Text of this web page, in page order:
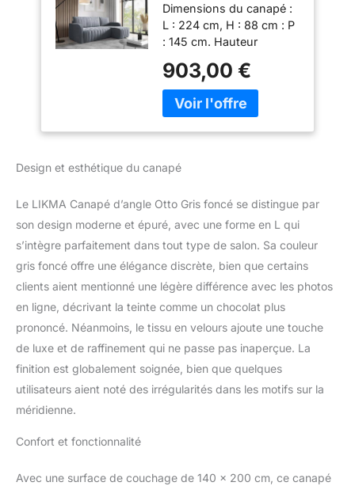
– Marron Clair –
Canapé Moderne
en Velours avec
Fonction Lit –
Convertible avec
Coffre de
Rangement –
Canapé d'angle
Stockage
Dimensions du canapé :
L : 224 cm, H : 88 cm : P
: 145 cm. Hauteur
de couchage : 140 x 200
cm. Nous livrons le
produit directement à
du côté pour le montage
coffre à literie, montage
de notre canapé d'angle
avec coffre à literie -
instructions et
composants nécessaires
toujours inclus Le salon
a été fabriqué en mousse
T30 de haute qualité et
en tissu Velvet
Jasmine/Trinity très
robuste et résistant à
éléments de bois, ce qui
903,00 €
Design et esthétique du canapé
Le LIKMA Canapé d’angle Otto Gris foncé se distingue par
son design moderne et épuré, avec une forme en L qui
s’intègre parfaitement dans tout type de salon. Sa couleur
gris foncé offre une élégance discrète, bien que certains
clients aient mentionné une légère différence avec les photos
en ligne, décrivant la teinte comme un chocolat plus
prononcé. Néanmoins, le tissu en velours ajoute une touche
de luxe et de raffinement qui ne passe pas inaperçue. La
finition est globalement soignée, bien que quelques
utilisateurs aient noté des irrégularités dans les motifs sur la
méridienne.
Confort et fonctionnalité
Avec une surface de couchage de 140 x 200 cm, ce canapé